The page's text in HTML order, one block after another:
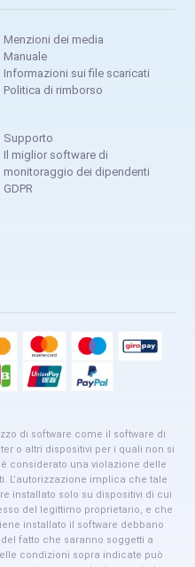
Menzioni dei media
Manuale
Informazioni sui file scaricati
Politica di rimborso
Supporto
Il miglior software di
monitoraggio dei dipendenti
GDPR
di software come il software di
o altri dispositivi per i quali non si
considerato una violazione delle
L’autorizzazione implica che tale
installato solo su dispositivi di cui
del legittimo proprietario, e che
installato il software debbano
fatto che saranno soggetti a
condizioni sopra indicate può